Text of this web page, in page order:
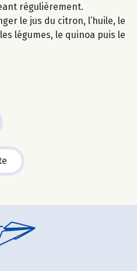
régulièrement.
le jus du citron, l’huile, le
légumes, le quinoa puis le